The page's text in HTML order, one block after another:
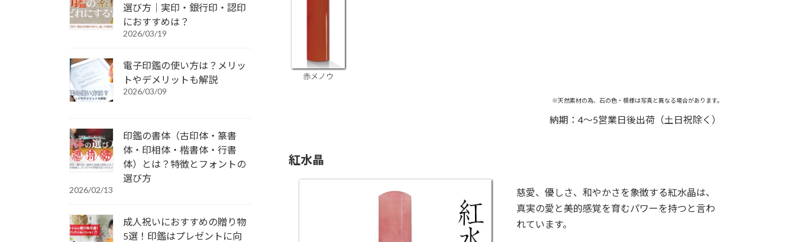
赤メノウ
※天然素材の為、石の色・模様は写真と異なる場合があります。
納期：4～5営業日後出荷（土日祝除く）
紅水晶
慈愛、優しさ、和やかさを象徴する紅水晶は、
真実の愛と美的感覚を育むパワーを持つと言わ
れています。
選び方｜実印・銀行印・認印
におすすめは？
2026/03/19
電子印鑑の使い方は？メリッ
トやデメリットも解説
2026/03/09
印鑑の書体（古印体・篆書
体・印相体・楷書体・行書
体）とは？特徴とフォントの
選び方
2026/02/13
成人祝いにおすすめの贈り物
5選！印鑑はプレゼントに向